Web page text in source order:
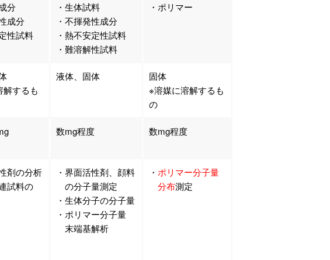
分
成分
性試料
・生体試料
・不揮発性成分
・熱不安定性試料
・難溶解性試料
・ポリマー
解するも
液体、固体
固体
※溶媒に溶解するも
の
数mg程度 数mg程度
剤の分析
試料の
・界面活性剤、顔料
の分子量測定
・生体分子の分子量
・ポリマー分子量
末端基解析
・ ポリマー分子量
分布測定